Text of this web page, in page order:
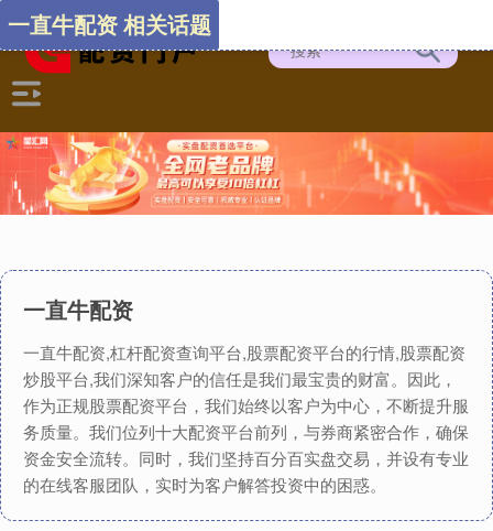
一直牛配资
一直牛配资,杠杆配资查询平台,股票配资平台的行情,股票配资
炒股平台,我们深知客户的信任是我们最宝贵的财富。因此，
作为正规股票配资平台，我们始终以客户为中心，不断提升服
务质量。我们位列十大配资平台前列，与券商紧密合作，确保
资金安全流转。同时，我们坚持百分百实盘交易，并设有专业
的在线客服团队，实时为客户解答投资中的困惑。
一直牛配资 相关话题